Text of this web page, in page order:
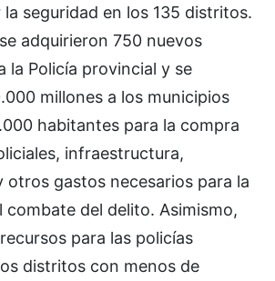
seguridad en los 135 distritos.
adquirieron 750 nuevos
la Policía provincial y se
millones a los municipios
habitantes para la compra
infraestructura,
otros gastos necesarios para la
combate del delito. Asimismo,
para las policías
distritos con menos de